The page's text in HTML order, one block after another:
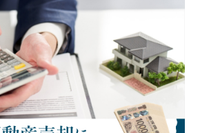
るだけで、驚くほどスムーズに進め
売却のプロが、不動産査定から物件
のプロセスを分かりやすく解説しま
心して、そして何より、ご自身の不動
足のいく条件で売却できるよう、具
のための秘訣を網羅しました。ぜひ